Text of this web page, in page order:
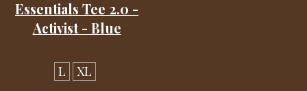
Essentials Tee 2.0 -
Activist - Blue
L XL